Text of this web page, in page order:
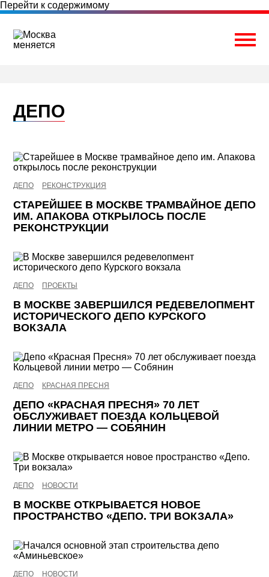
Перейти к содержимому
ДЕПО
ДЕПО РЕКОНСТРУКЦИЯ
СТАРЕЙШЕЕ В МОСКВЕ ТРАМВАЙНОЕ ДЕПО
ИМ. АПАКОВА ОТКРЫЛОСЬ ПОСЛЕ
РЕКОНСТРУКЦИИ
ДЕПО ПРОЕКТЫ
В МОСКВЕ ЗАВЕРШИЛСЯ РЕДЕВЕЛОПМЕНТ
ИСТОРИЧЕСКОГО ДЕПО КУРСКОГО
ВОКЗАЛА
ДЕПО КРАСНАЯ ПРЕСНЯ
ДЕПО «КРАСНАЯ ПРЕСНЯ» 70 ЛЕТ
ОБСЛУЖИВАЕТ ПОЕЗДА КОЛЬЦЕВОЙ
ЛИНИИ МЕТРО — СОБЯНИН
ДЕПО НОВОСТИ
В МОСКВЕ ОТКРЫВАЕТСЯ НОВОЕ
ПРОСТРАНСТВО «ДЕПО. ТРИ ВОКЗАЛА»
ДЕПО НОВОСТИ